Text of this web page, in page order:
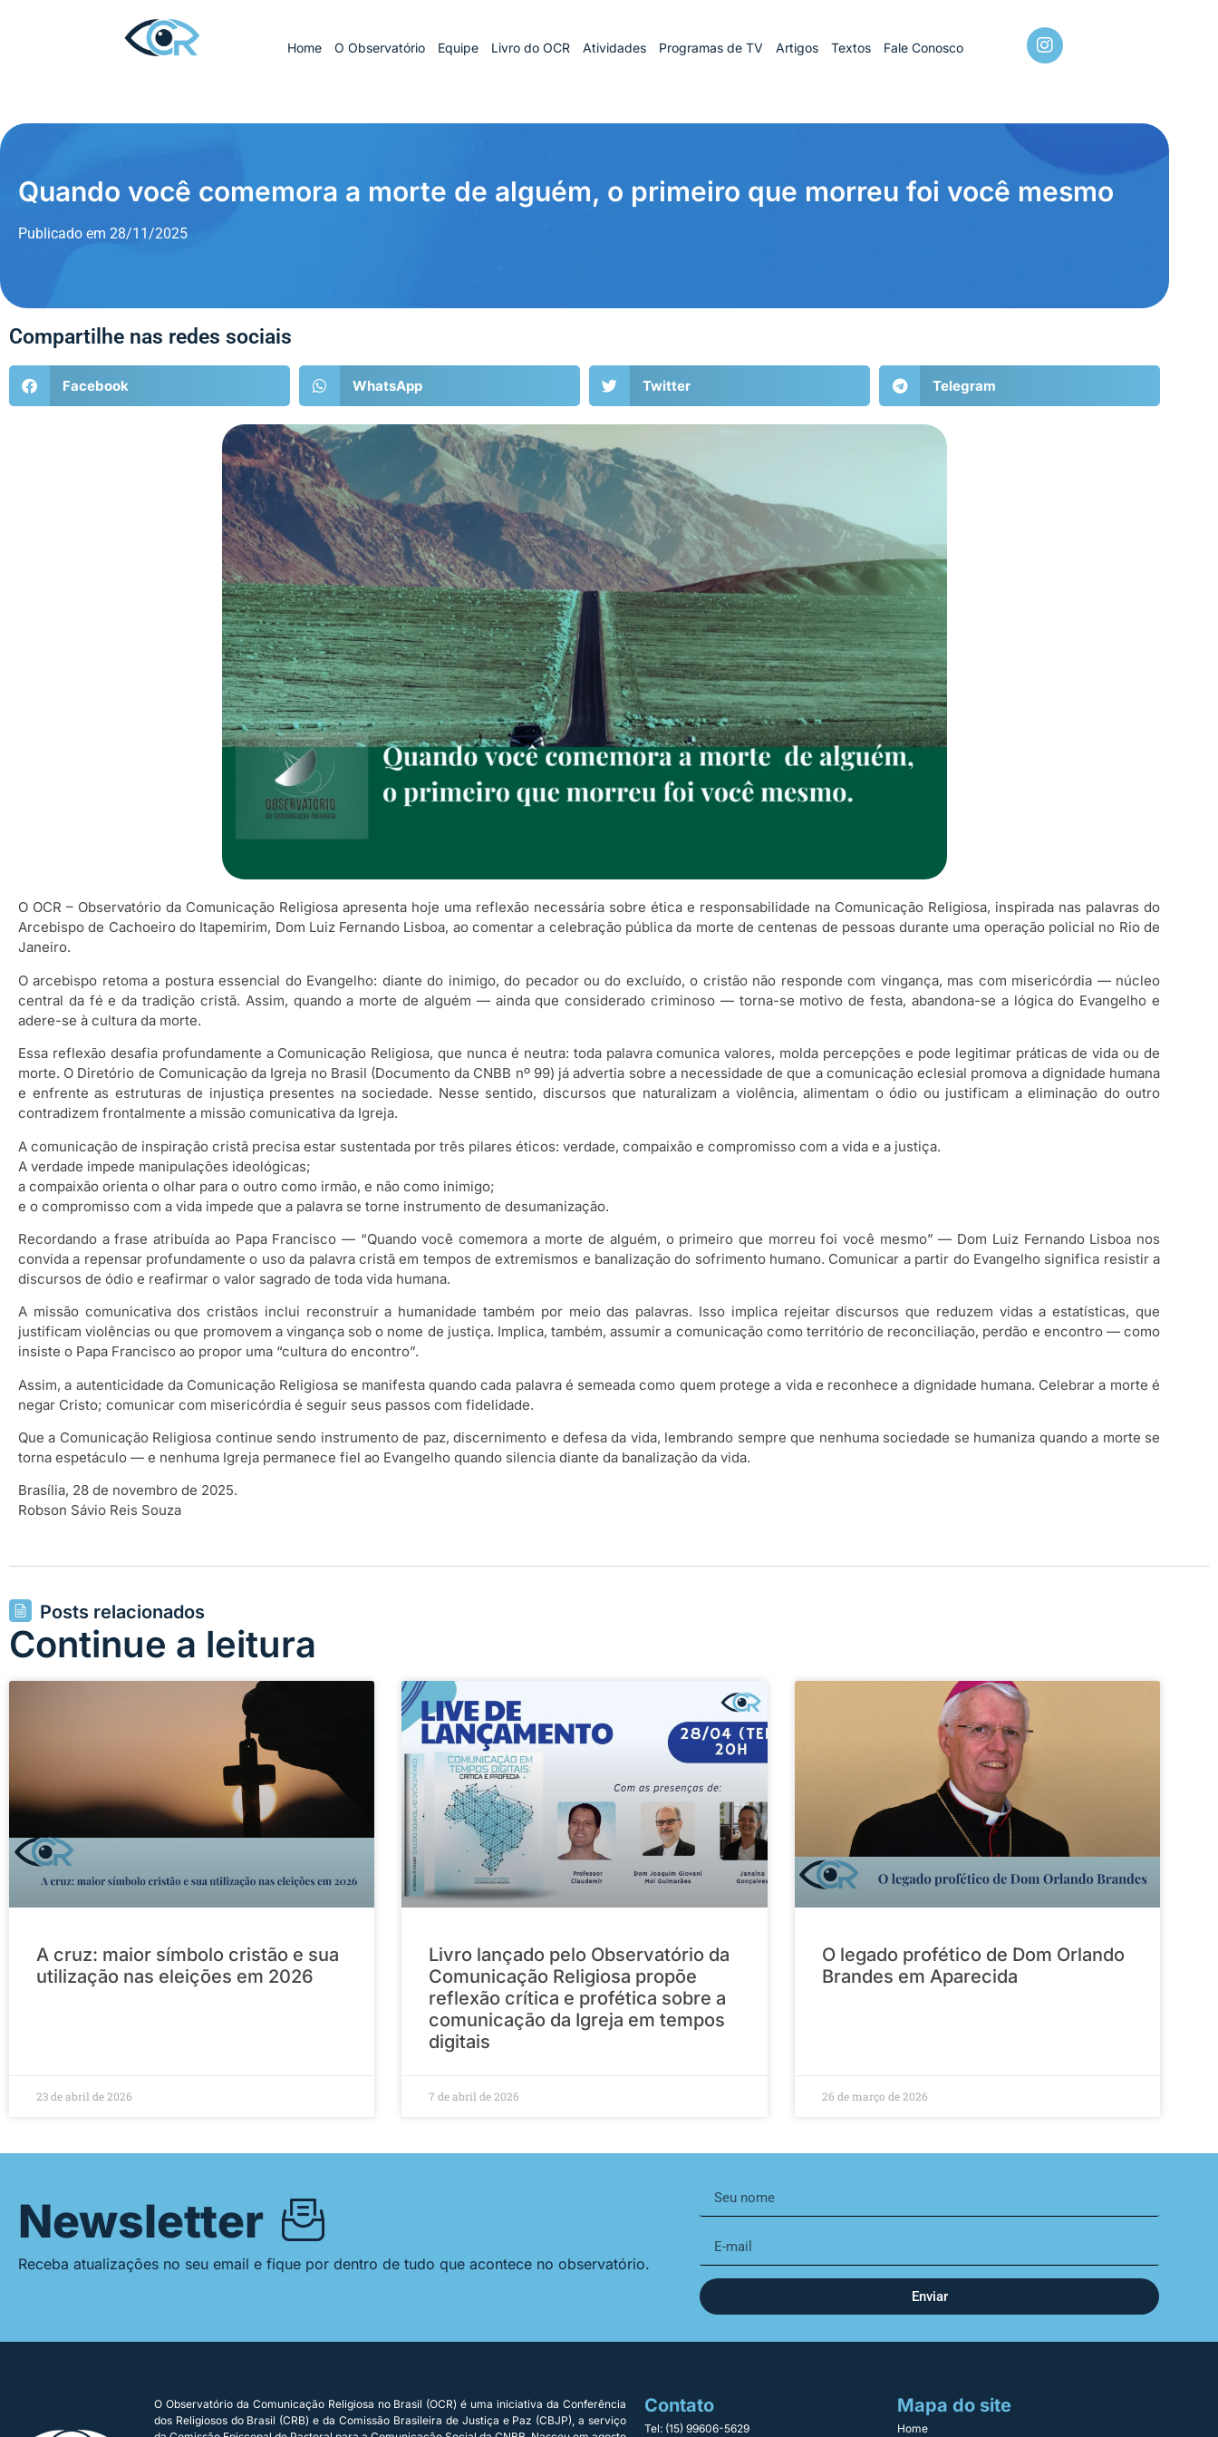
Home O Observatório Equipe Livro do OCR Atividades Programas de TV Artigos Textos Fale Conosco
Quando você comemora a morte de alguém, o primeiro que morreu foi você mesmo
Publicado em 28/11/2025
Compartilhe nas redes sociais
Facebook WhatsApp Twitter Telegram
O OCR – Observatório da Comunicação Religiosa apresenta hoje uma reflexão necessária sobre ética e responsabilidade na Comunicação Religiosa, inspirada nas palavras do
Arcebispo de Cachoeiro do Itapemirim, Dom Luiz Fernando Lisboa, ao comentar a celebração pública da morte de centenas de pessoas durante uma operação policial no Rio de
Janeiro.
O arcebispo retoma a postura essencial do Evangelho: diante do inimigo, do pecador ou do excluído, o cristão não responde com vingança, mas com misericórdia — núcleo
central da fé e da tradição cristã. Assim, quando a morte de alguém — ainda que considerado criminoso — torna-se motivo de festa, abandona-se a lógica do Evangelho e
adere-se à cultura da morte.
Essa reflexão desafia profundamente a Comunicação Religiosa, que nunca é neutra: toda palavra comunica valores, molda percepções e pode legitimar práticas de vida ou de
morte. O Diretório de Comunicação da Igreja no Brasil (Documento da CNBB nº 99) já advertia sobre a necessidade de que a comunicação eclesial promova a dignidade humana
e enfrente as estruturas de injustiça presentes na sociedade. Nesse sentido, discursos que naturalizam a violência, alimentam o ódio ou justificam a eliminação do outro
contradizem frontalmente a missão comunicativa da Igreja.
A comunicação de inspiração cristã precisa estar sustentada por três pilares éticos: verdade, compaixão e compromisso com a vida e a justiça.
A verdade impede manipulações ideológicas;
a compaixão orienta o olhar para o outro como irmão, e não como inimigo;
e o compromisso com a vida impede que a palavra se torne instrumento de desumanização.
Recordando a frase atribuída ao Papa Francisco — “Quando você comemora a morte de alguém, o primeiro que morreu foi você mesmo” — Dom Luiz Fernando Lisboa nos
convida a repensar profundamente o uso da palavra cristã em tempos de extremismos e banalização do sofrimento humano. Comunicar a partir do Evangelho significa resistir a
discursos de ódio e reafirmar o valor sagrado de toda vida humana.
A missão comunicativa dos cristãos inclui reconstruir a humanidade também por meio das palavras. Isso implica rejeitar discursos que reduzem vidas a estatísticas, que
justificam violências ou que promovem a vingança sob o nome de justiça. Implica, também, assumir a comunicação como território de reconciliação, perdão e encontro — como
insiste o Papa Francisco ao propor uma “cultura do encontro”.
Assim, a autenticidade da Comunicação Religiosa se manifesta quando cada palavra é semeada como quem protege a vida e reconhece a dignidade humana. Celebrar a morte é
negar Cristo; comunicar com misericórdia é seguir seus passos com fidelidade.
Que a Comunicação Religiosa continue sendo instrumento de paz, discernimento e defesa da vida, lembrando sempre que nenhuma sociedade se humaniza quando a morte se
torna espetáculo — e nenhuma Igreja permanece fiel ao Evangelho quando silencia diante da banalização da vida.
Brasília, 28 de novembro de 2025.
Robson Sávio Reis Souza
Posts relacionados
Continue a leitura
A cruz: maior símbolo cristão e sua
utilização nas eleições em 2026
23 de abril de 2026
Livro lançado pelo Observatório da
Comunicação Religiosa propõe
reflexão crítica e profética sobre a
comunicação da Igreja em tempos
digitais
7 de abril de 2026
O legado profético de Dom Orlando
Brandes em Aparecida
26 de março de 2026
Newsletter
Receba atualizações no seu email e fique por dentro de tudo que acontece no observatório.
Enviar
O Observatório da Comunicação Religiosa no Brasil (OCR) é uma iniciativa da Conferência
dos Religiosos do Brasil (CRB) e da Comissão Brasileira de Justiça e Paz (CBJP), a serviço
Contato
Tel: (15) 99606-5629
Mapa do site
Home